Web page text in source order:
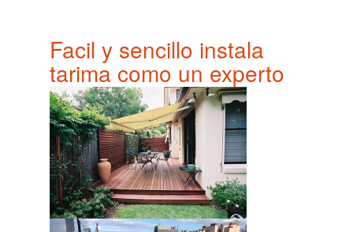
Facil y sencillo instala
tarima como un experto